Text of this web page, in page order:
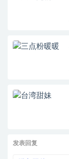
发表回复